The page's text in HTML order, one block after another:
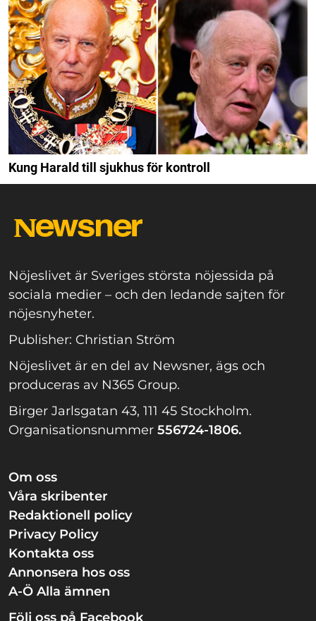
sambos
Nöjeslivet är Sveriges största nöjessida på
nöjesnyheter.
Publisher: Christian Ström
produceras av N365 Group.
Om oss
Våra skribenter
Redaktionell policy
Privacy Policy
Kontakta oss